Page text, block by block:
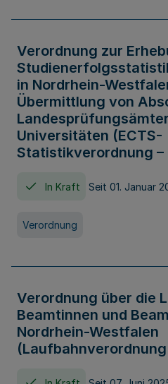
Verordnung zur
in Nordrhein-
Übermittlung von
Universitäten (ECTS-
Statistikverordnung –
In Kraft Seit 01. Januar
Verordnung
Verordnung über die
Beamtinnen und
Nordrhein-Westfalen
(Laufbahnverordnung